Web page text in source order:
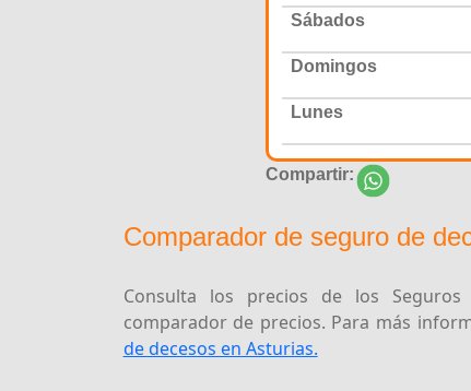
Sábados
Domingos
Lunes
Compartir:
Comparador de seguro de
Consulta los precios de los
comparador de precios. Para más
de decesos en Asturias.